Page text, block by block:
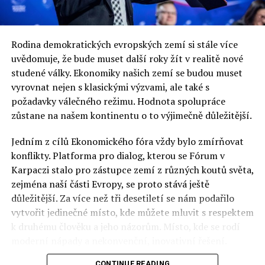
Taktéž je stále platné rozhodnutí IPN z roku 2005 o
tom, že Wałęsa je osobou poškozenou minulým režimem
– jde o jakousi obdobu uznání třetího odboje u nás.
Osobní svazek Lecha Wałęsy vedený SB, byl objeven
teprve na počátku minulého roku v domě bývalého
komunistického ministra vnitra Kiszczaka. Jinými slovy,
znamená to, že předchozí rozhodnutí nevycházela z
kompletní dokumentace.
spolupracovníkem SB v letech 1970-1976 a spolupráci
přerušila tajná policie poté, kdy zjistila, že agent „Bolek“
si zprávy vymýšlí, jelikož chce neustále dostávat
finanční odměny za vypracovaná a předaná hlášení. V
počáteční fázi spolupráce však jeho udání byla pravdivá
a přičinila se k persekuci několika osob z gdaňské
loděnice, které organisovaly činnost na ochranu práv
Rodina demokratických evropských zemí si stále více
uvědomuje, že bude muset další roky žít v realitě nové
studené války. Ekonomiky našich zemí se budou muset
vyrovnat nejen s klasickými výzvami, ale také s
požadavky válečného režimu. Hodnota spolupráce
zůstane na našem kontinentu o to výjimečně důležitější.
Jedním z cílů Ekonomického fóra vždy bylo zmírňovat
konflikty. Platforma pro dialog, kterou se Fórum v
Karpaczi stalo pro zástupce zemí z různých koutů světa,
zejména naší části Evropy, se proto stává ještě
důležitější. Za více než tři desetiletí se nám podařilo
vytvořit jedinečné místo, kde můžete mluvit s respektem
k druhému člověku a jeho názorům. Místo, kde se rodí